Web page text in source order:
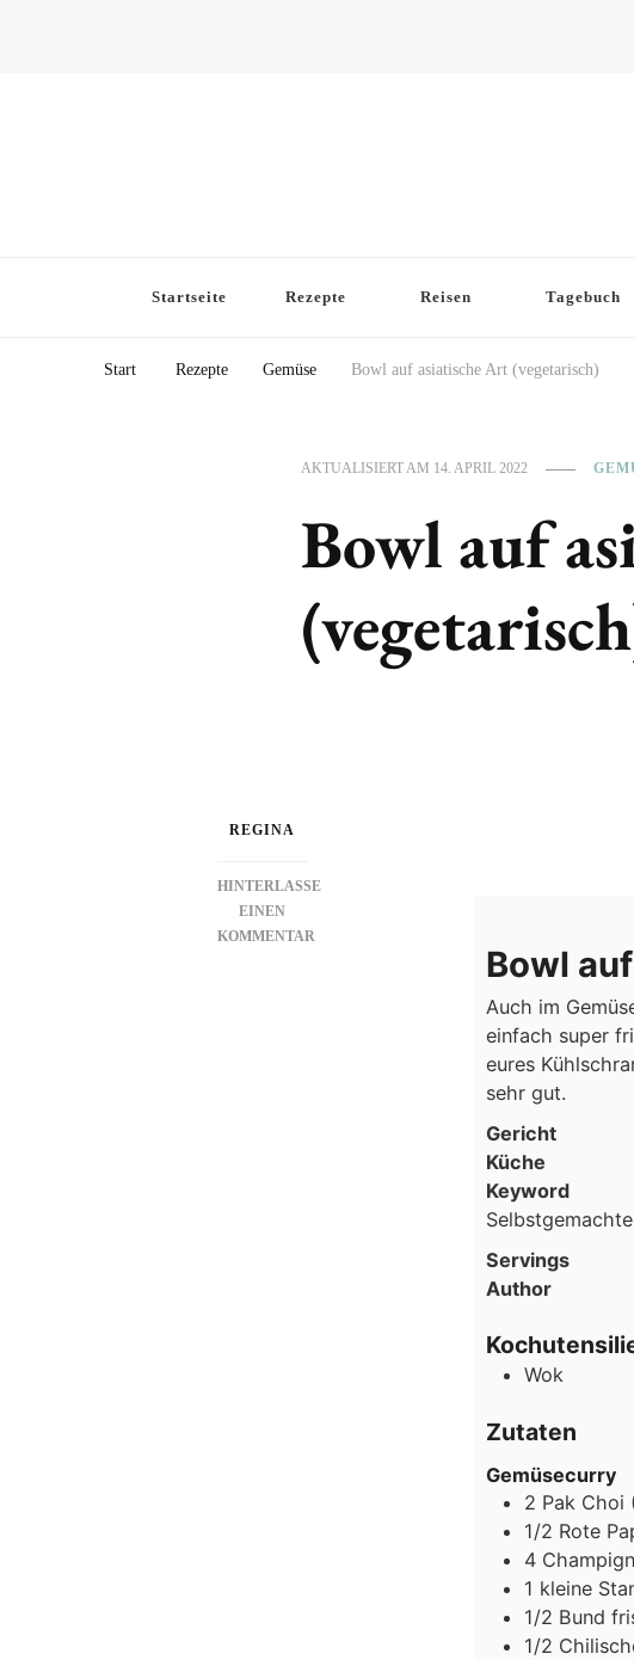
Startseite Rezepte Reisen Tagebuch
Start Rezepte Gemüse Bowl auf asiatische Art (vegetarisch)
AKTUALISIERT AM 14. APRIL 2022
Bowl auf
REGINA
HINTERLASSE
EINEN
KOMMENTAR
Bowl
Auch im
einfach super
eures
sehr gut.
Gericht
Küche
Keyword
Servings
Author
Wok
Zutaten
Gemüsecurry
2 Pak Choi
1/2 Rote
4
1 kleine
1/2 Bund
1/2